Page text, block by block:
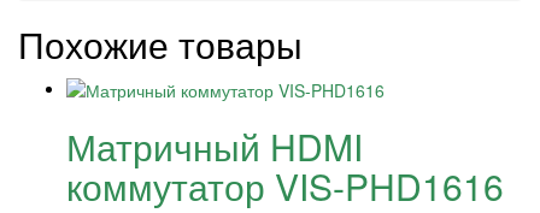
Похожие товары
Матричный HDMI
коммутатор VIS-PHD1616